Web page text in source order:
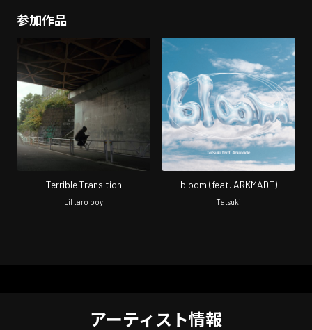
参加作品
Terrible Transition
Lil taro boy
bloom (feat. ARKMADE)
Tatsuki
アーティスト情報